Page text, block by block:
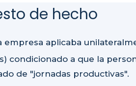
de hecho
empresa aplicaba
condicionado a que la
de "jornadas productivas".